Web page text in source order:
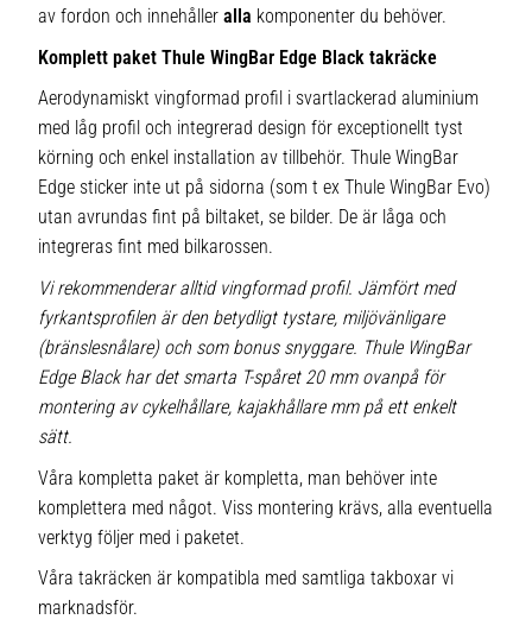
av fordon och innehåller alla komponenter du behöver.
Komplett paket Thule WingBar Edge Black takräcke
Aerodynamiskt vingformad profil i svartlackerad aluminium
med låg profil och integrerad design för exceptionellt tyst
körning och enkel installation av tillbehör. Thule WingBar
Edge sticker inte ut på sidorna (som t ex Thule WingBar Evo)
utan avrundas fint på biltaket, se bilder. De är låga och
integreras fint med bilkarossen.
Vi rekommenderar alltid vingformad profil. Jämfört med
fyrkantsprofilen är den betydligt tystare, miljövänligare
(bränslesnålare) och som bonus snyggare. Thule WingBar
Edge Black har det smarta T-spåret 20 mm ovanpå för
montering av cykelhållare, kajakhållare mm på ett enkelt
sätt.
Våra kompletta paket är kompletta, man behöver inte
komplettera med något. Viss montering krävs, alla eventuella
verktyg följer med i paketet.
Våra takräcken är kompatibla med samtliga takboxar vi
marknadsför.